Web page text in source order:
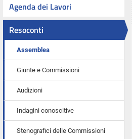
Agenda dei Lavori
Resoconti
Assemblea
Giunte e Commissioni
Audizioni
Indagini conoscitive
Stenografici delle Commissioni